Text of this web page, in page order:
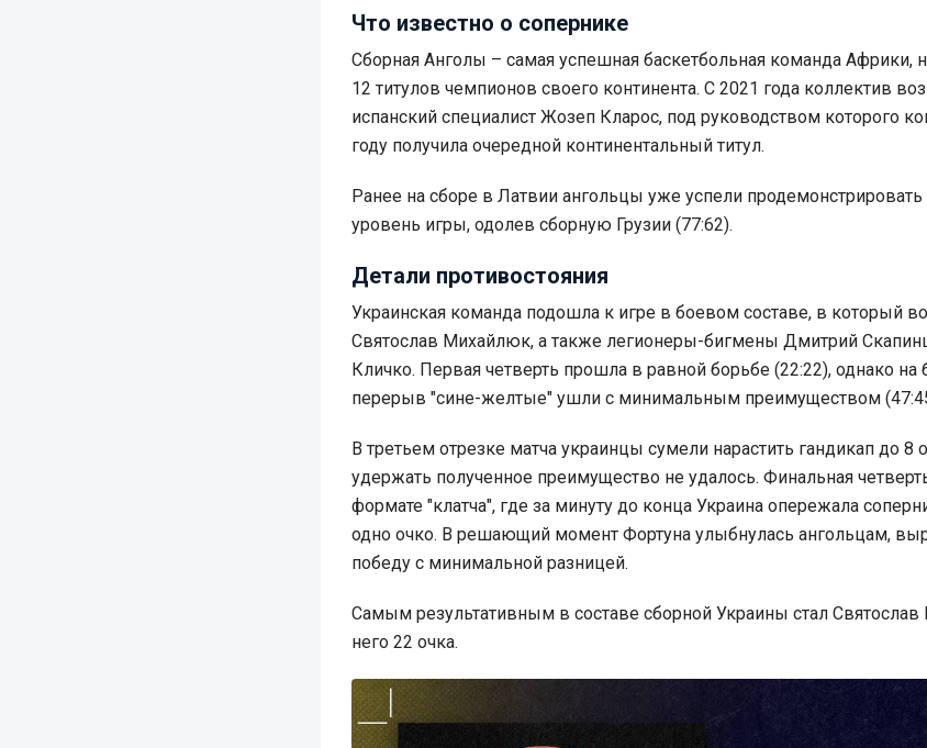
Что известно о сопернике
Сборная Анголы – самая успешная баскетбольная команда Африки,
12 титулов чемпионов своего континента. С 2021 года коллектив
испанский специалист Жозеп Кларос, под руководством которого
году получила очередной континентальный титул.
Ранее на сборе в Латвии ангольцы уже успели
уровень игры, одолев сборную Грузии (77:62).
Детали противостояния
Украинская команда подошла к игре в боевом составе, в который
Святослав Михайлюк, а также легионеры-бигмены Дмитрий
Кличко. Первая четверть прошла в равной борьбе (22:22), однако
перерыв "сине-желтые" ушли с минимальным преимуществом
В третьем отрезке матча украинцы сумели нарастить гандикап до 8
удержать полученное преимущество не удалось. Финальная
формате "клатча", где за минуту до конца Украина опережала
одно очко. В решающий момент Фортуна улыбнулась ангольцам,
победу с минимальной разницей.
Самым результативным в составе сборной Украины стал
него 22 очка.